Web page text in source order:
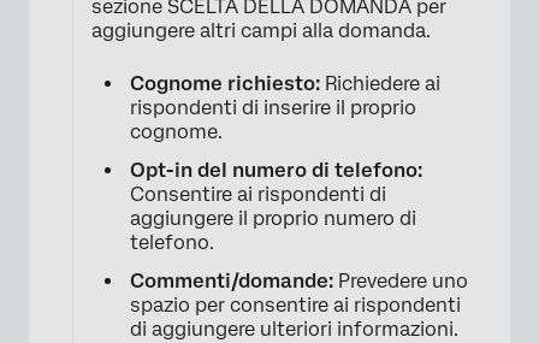
×
sezione SCELTA DELLA DOMANDA per
aggiungere altri campi alla domanda.
Cognome richiesto: Richiedere ai
rispondenti di inserire il proprio
cognome.
Opt-in del numero di telefono:
Consentire ai rispondenti di
aggiungere il proprio numero di
telefono.
Commenti/domande: Prevedere uno
spazio per consentire ai rispondenti
di aggiungere ulteriori informazioni.